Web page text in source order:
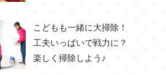
こどもも一緒に大掃除！
工夫いっぱいで戦力に？
楽しく掃除しよう♪